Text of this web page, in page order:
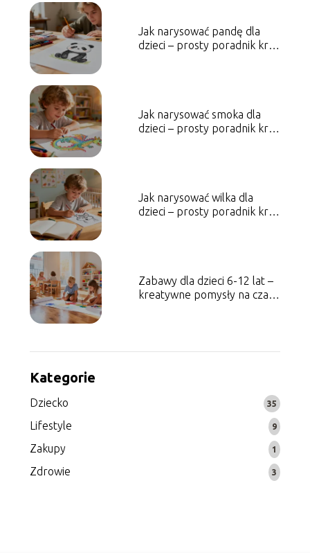
Jak narysować pandę dla
dzieci – prosty poradnik krok
Jak narysować smoka dla
dzieci – prosty poradnik krok
Jak narysować wilka dla
dzieci – prosty poradnik krok
Zabawy dla dzieci 6-12 lat –
kreatywne pomysły na czas
Kategorie
Dziecko 35
Lifestyle 9
Zakupy 1
Zdrowie 3